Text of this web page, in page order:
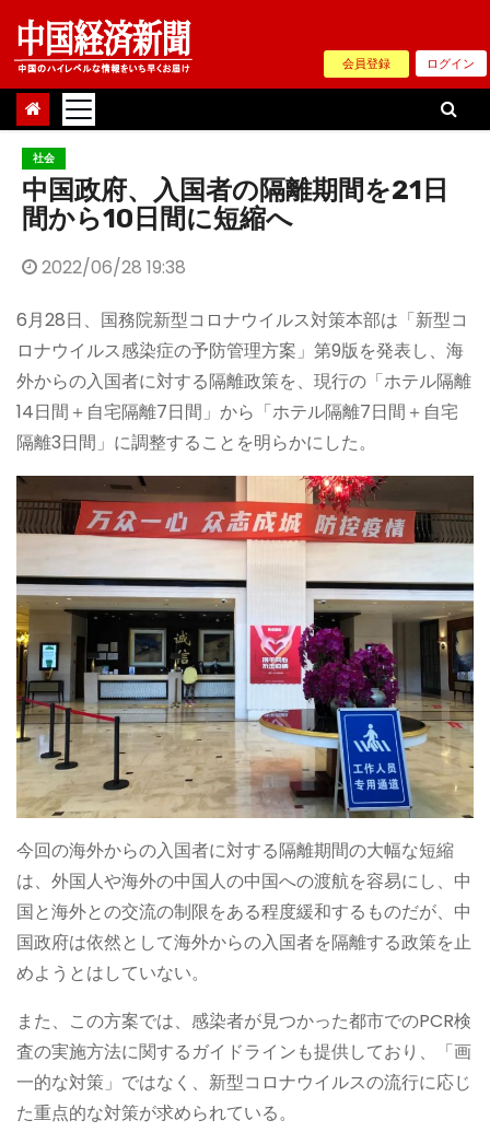
Skip
content
会員登録 ログイン
社会
中国政府、入国者の隔離期間を21日
間から10日間に短縮へ
2022/06/28 19:38
6月28日、国務院新型コロナウイルス対策本部は「新型コ
ロナウイルス感染症の予防管理方案」第9版を発表し、海
外からの入国者に対する隔離政策を、現行の「ホテル隔離
14日間＋自宅隔離7日間」から「ホテル隔離7日間＋自宅
隔離3日間」に調整することを明らかにした。
今回の海外からの入国者に対する隔離期間の大幅な短縮
は、外国人や海外の中国人の中国への渡航を容易にし、中
国と海外との交流の制限をある程度緩和するものだが、中
国政府は依然として海外からの入国者を隔離する政策を止
めようとはしていない。
また、この方案では、感染者が見つかった都市でのPCR検
査の実施方法に関するガイドラインも提供しており、「画
一的な対策」ではなく、新型コロナウイルスの流行に応じ
た重点的な対策が求められている。